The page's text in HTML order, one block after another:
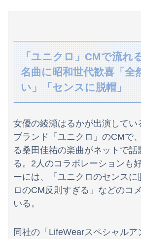
【画像】最新の広瀬すず、セクシー
「ユニクロ」CMで流れ
名曲に昭和世代歓喜「全
い」「センスに脱帽」
女優の綾瀬はるかが出演してい
ブランド「ユニクロ」のCMで
る桑田佳祐の楽曲がネットで話
る。2人のコラボレーションも
ーには、「ユニクロのセンスに
ロのCM反則すぎる」などのコ
いる。
同社の「LifeWearスペシャルア